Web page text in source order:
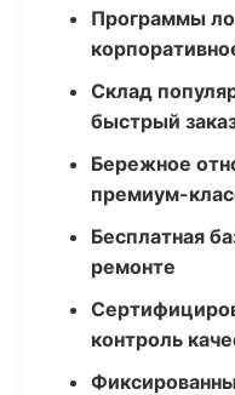
Программы
Склад
быстрый
Бережное
премиум-
Бесплатная
ремонте
контроль